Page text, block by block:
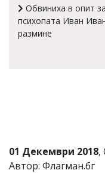
Ако
откриете
Обвиниха в опит
психопата Иван
размине
01 Декември 2018,
Автор: Флагман.бг